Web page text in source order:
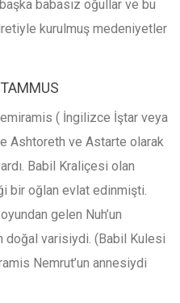
babasız oğullar ve bu
kurulmuş medeniyetler
( İngilizce İştar veya
Ashtoreth ve Astarte olarak
Babil Kraliçesi olan
bir oğlan evlat edinmişti.
gelen Nuh’un
doğal varisiydi. (Babil Kulesi
Nemrut’un annesiydi